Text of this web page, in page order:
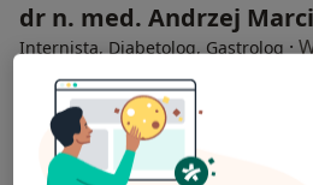
dr n. med. Andrzej
Internista, Diabetolog, Gastrolog·
270 opinii
Popularny specjalista:
online